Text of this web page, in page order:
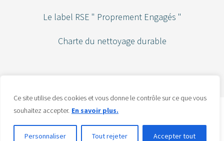
Ce site utilise des cookies et vous donne le contrôle sur ce que vous
souhaitez accepter. En savoir plus.
Personnaliser Tout rejeter Accepter tout
Le label RSE " Proprement Engagés "
Charte du nettoyage durable
–Politique de confidentialité